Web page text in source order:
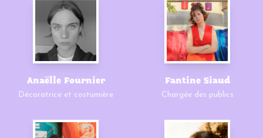
Anaëlle Fournier
Décoratrice et costumière
Fantine Siaud
Chargée des publics